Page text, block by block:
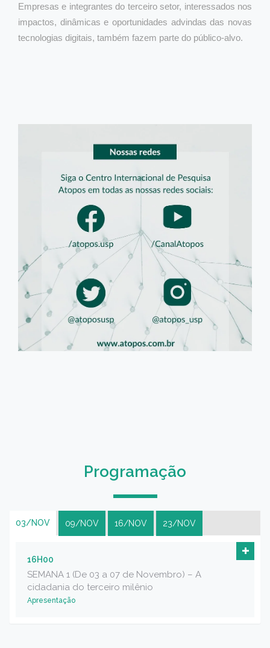
Empresas e integrantes do terceiro setor, interessados nos
impactos, dinâmicas e oportunidades advindas das novas
tecnologias digitais, também fazem parte do público-alvo.
Programação
03/NOV 09/NOV 16/NOV 23/NOV
16H00
SEMANA 1 (De 03 a 07 de Novembro) – A
cidadania do terceiro milênio
Apresentação